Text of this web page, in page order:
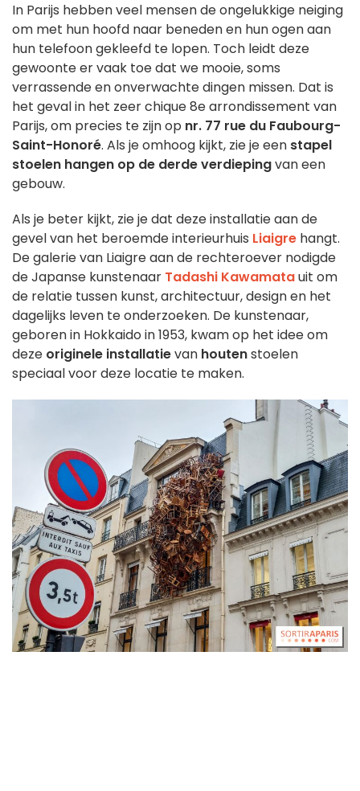
In Parijs hebben veel mensen de ongelukkige neiging
om met hun hoofd naar beneden en hun ogen aan
hun telefoon gekleefd te lopen. Toch leidt deze
gewoonte er vaak toe dat we mooie, soms
verrassende en onverwachte dingen missen. Dat is
het geval in het zeer chique 8e arrondissement van
Parijs, om precies te zijn op nr. 77 rue du Faubourg-
Saint-Honoré. Als je omhoog kijkt, zie je een stapel
stoelen hangen op de derde verdiepingvan een
gebouw.
Als je beter kijkt, zie je dat deze installatie aan de
gevel van het beroemde interieurhuis Liaigre hangt.
De galerie van Liaigre aan de rechteroever nodigde
de Japanse kunstenaar Tadashi Kawamatauit om
de relatie tussen kunst, architectuur, design en het
dagelijks leven te onderzoeken. De kunstenaar,
geboren in Hokkaido in 1953, kwam op het idee om
deze originele installatievan houtenstoelen
speciaal voor deze locatie te maken.